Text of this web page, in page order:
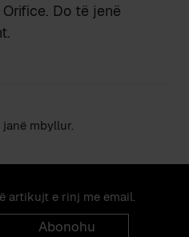
Do të jenë
mbyllur.
artikujt e rinj me email.
Abonohu